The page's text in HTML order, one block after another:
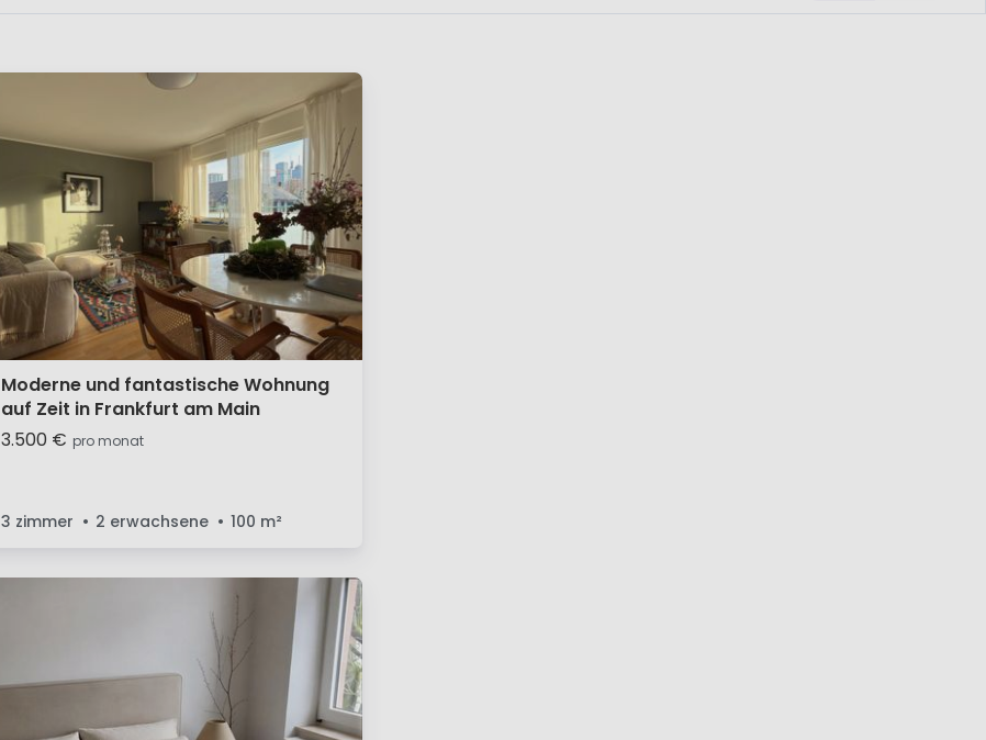
Moderne und fantastische Wohnung
auf Zeit in Frankfurt am Main
3.500 € pro monat
3 zimmer 2 erwachsene 100 m²